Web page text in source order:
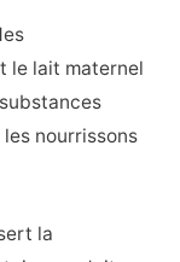
le lait maternel
nourrissons
la